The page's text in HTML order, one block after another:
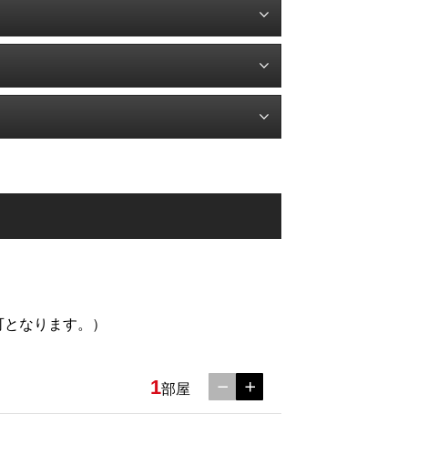
なります。）
1部屋